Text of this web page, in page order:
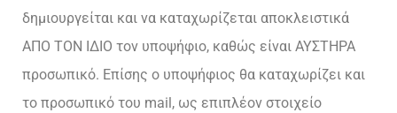
δημιουργείται και να καταχωρίζεται αποκλειστικά
ΑΠΟ ΤΟΝ ΙΔΙΟ τον υποψήφιο, καθώς είναι ΑΥΣΤΗΡΑ
προσωπικό. Επίσης ο υποψήφιος θα καταχωρίζει και
το προσωπικό του mail, ως επιπλέον στοιχείο